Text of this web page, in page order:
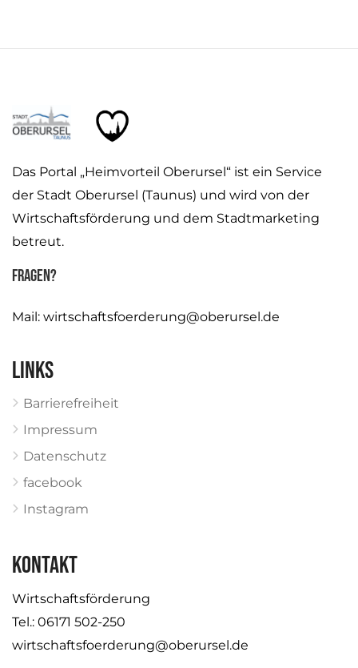
Das Portal „Heimvorteil Oberursel“ ist ein Service
der Stadt Oberursel (Taunus) und wird von der
Wirtschaftsförderung und dem Stadtmarketing
betreut.
Fragen?
Mail: wirtschaftsfoerderung@oberursel.de
Links
Barrierefreiheit
Impressum
Datenschutz
facebook
Instagram
KONTAKT
Wirtschaftsförderung
Tel.: 06171 502-250
wirtschaftsfoerderung@oberursel.de